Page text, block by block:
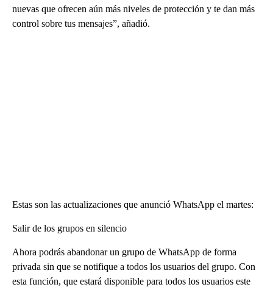
nuevas que ofrecen aún más niveles de protección y te dan más
control sobre tus mensajes”, añadió.
Estas son las actualizaciones que anunció WhatsApp el martes:
Salir de los grupos en silencio
Ahora podrás abandonar un grupo de WhatsApp de forma
privada sin que se notifique a todos los usuarios del grupo. Con
esta función, que estará disponible para todos los usuarios este